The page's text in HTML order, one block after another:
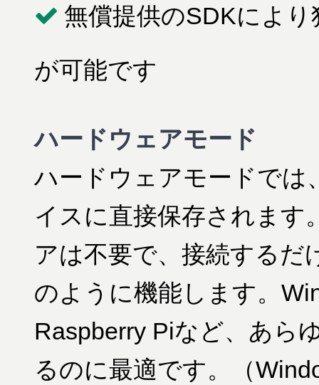
無償提供のSDKによ
が可能です
ハードウェアモード
ハードウェアモードでは
イスに直接保存されま
アは不要で、接続するだ
のように機能します。
Raspberry Piなど、あら
るのに最適です。（